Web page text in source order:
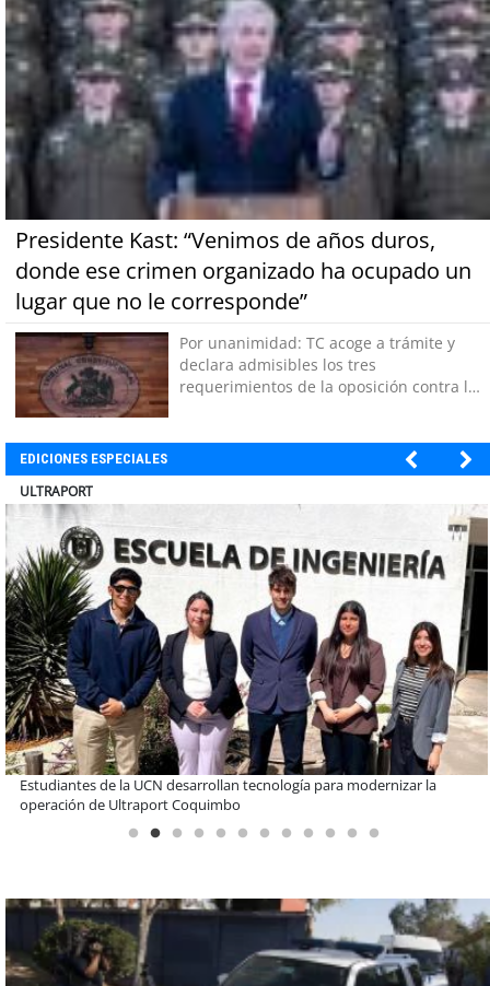
Presidente Kast: “Venimos de años duros,
donde ese crimen organizado ha ocupado un
lugar que no le corresponde”
Por unanimidad: TC acoge a trámite y
declara admisibles los tres
requerimientos de la oposición contra la
EDICIONES ESPECIALES
BANCO DE CHILE
Educación y colaboración público-privada se toman La Araucanía:
encuentro reunió a líderes para abordar las brechas y oportunidades